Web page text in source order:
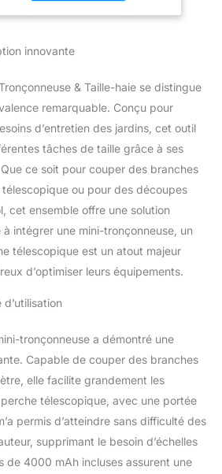
chaque branche fine.
télescopique, vous
pouvez facilement
atteindre même les
branches en hauteur.
Que vous élaguiez des
arbustes fleuris, des
arbres de grande taille ou
des arbres fruitiers dans
votre jardin, cet outil de
jardinage polyvalent
vous aidera à redonner
vie à votre jardin Avec
pour un Accès Facile aux
tronconneuse sur
batterie est équipée
d’une perche
télescopique extensible
de 1,49 m à 2,74 m,
permettant d’atteindre
des branches jusqu’à
4,57 m de hauteur
innovante
& Taille-haie se distingue
remarquable. Conçu pour
d’entretien des jardins, cet outil
tâches de taille grâce à ses
ce soit pour couper des branches
ou pour des découpes
cet ensemble offre une solution
intégrer une mini-tronçonneuse, un
télescopique est un atout majeur
d’optimiser leurs équipements.
tronçonneuse a démontré une
Capable de couper des branches
elle facilite grandement les
télescopique, avec une portée
permis d’atteindre sans difficulté des
supprimant le besoin d’échelles
de 4000 mAh incluses assurent une